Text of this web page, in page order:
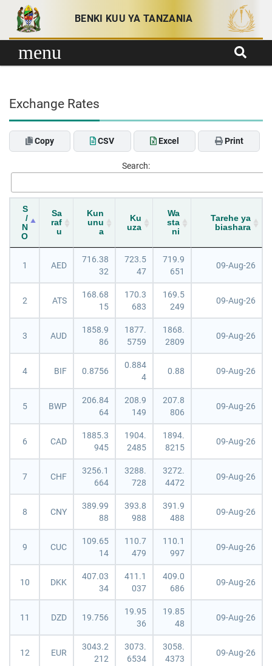
Skip to content
BENKI KUU YA TANZANIA
menu
Exchange Rates
Copy CSV Excel Print
Search:
S
/
N
O
Sa
raf
u
Kun
unu
a
Ku
uza
Wa
sta
ni
Tarehe ya
biashara
1 AED
716.38
32
723.5
47
719.9
651
09-Aug-26
2 ATS
168.68
15
170.3
683
169.5
249
09-Aug-26
3 AUD
1858.9
86
1877.
5759
1868.
2809
09-Aug-26
4 BIF 0.8756
0.884
4
0.88 09-Aug-26
5 BWP
206.84
64
208.9
149
207.8
806
09-Aug-26
6 CAD
1885.3
945
1904.
2485
1894.
8215
09-Aug-26
7 CHF
3256.1
664
3288.
728
3272.
4472
09-Aug-26
8 CNY
389.99
88
393.8
988
391.9
488
09-Aug-26
9 CUC
109.65
14
110.7
479
110.1
997
09-Aug-26
10 DKK
407.03
34
411.1
037
409.0
686
09-Aug-26
11 DZD 19.756
19.95
36
19.85
48
09-Aug-26
12 EUR
3043.2
212
3073.
6534
3058.
4373
09-Aug-26